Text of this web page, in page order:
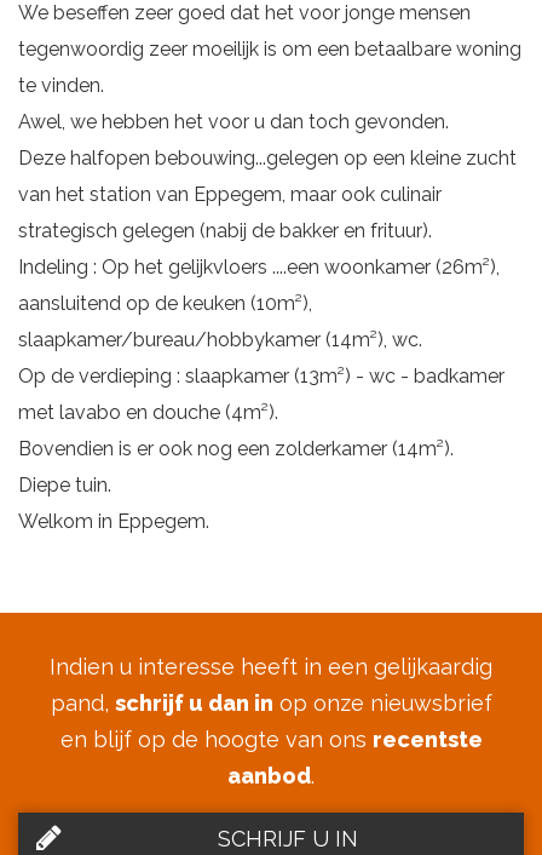
We beseffen zeer goed dat het voor jonge mensen
tegenwoordig zeer moeilijk is om een betaalbare woning
te vinden.
Awel, we hebben het voor u dan toch gevonden.
Deze halfopen bebouwing...gelegen op een kleine zucht
van het station van Eppegem, maar ook culinair
strategisch gelegen (nabij de bakker en frituur).
Indeling : Op het gelijkvloers ....een woonkamer (26m²),
aansluitend op de keuken (10m²),
slaapkamer/bureau/hobbykamer (14m²), wc.
Op de verdieping : slaapkamer (13m²) - wc - badkamer
met lavabo en douche (4m²).
Bovendien is er ook nog een zolderkamer (14m²).
Diepe tuin.
Welkom in Eppegem.
Indien u interesse heeft in een gelijkaardig
pand, schrijf u dan in op onze nieuwsbrief
en blijf op de hoogte van ons recentste
aanbod.
SCHRIJF U IN